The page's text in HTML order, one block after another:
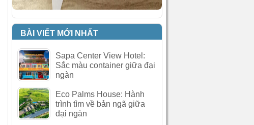
BÀI VIẾT MỚI NHẤT
Sapa Center View Hotel:
Sắc màu container giữa đại
ngàn
Eco Palms House: Hành
trình tìm về bản ngã giữa
đại ngàn